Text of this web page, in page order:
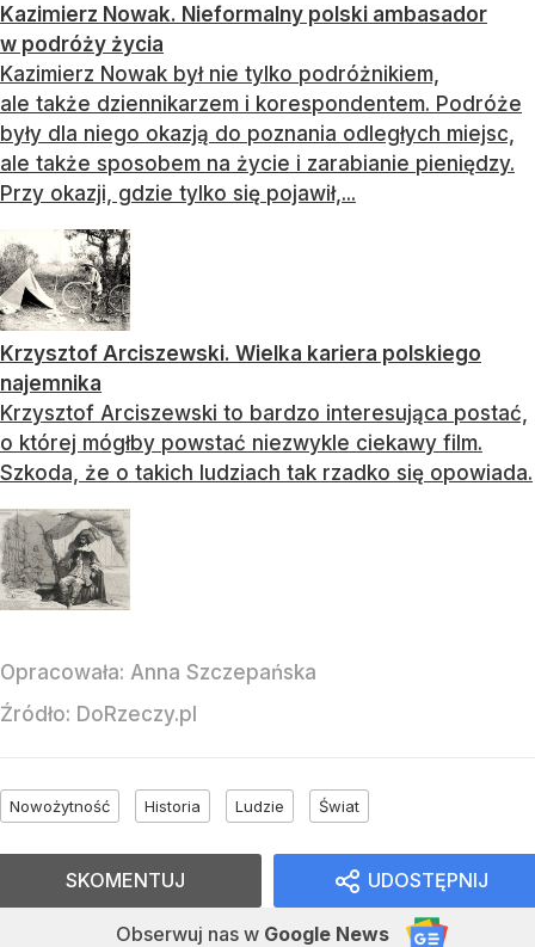
Kazimierz Nowak. Nieformalny polski ambasador
w podróży życia
Kazimierz Nowak był nie tylko podróżnikiem,
ale także dziennikarzem i korespondentem. Podróże
były dla niego okazją do poznania odległych miejsc,
ale także sposobem na życie i zarabianie pieniędzy.
Przy okazji, gdzie tylko się pojawił,...
Krzysztof Arciszewski. Wielka kariera polskiego
najemnika
Krzysztof Arciszewski to bardzo interesująca postać,
o której mógłby powstać niezwykle ciekawy film.
Szkoda, że o takich ludziach tak rzadko się opowiada.
Opracowała: Anna Szczepańska
Źródło: DoRzeczy.pl
Nowożytność Historia Ludzie Świat
UDOSTĘPNIJ
Obserwuj nas w Google News
SKOMENTUJ